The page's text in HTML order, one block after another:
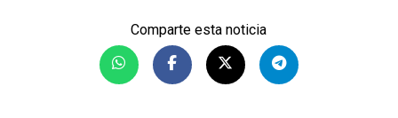
Comparte esta noticia